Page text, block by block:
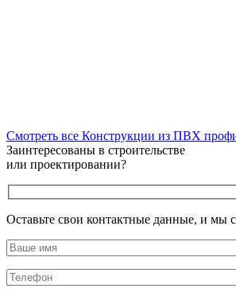
Смотреть все Конструкции из ПВХ
Заинтересованы в строительстве
или проектировании?
Оставьте свои контактные данные, и мы
Оставьте это поле пустым.